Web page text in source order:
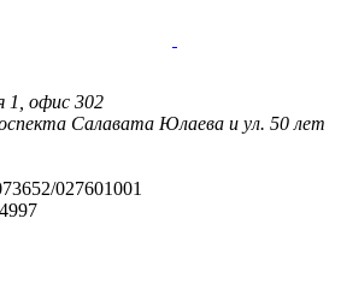
1, офис 302
Салавата Юлаева и ул. 50 лет
027601001